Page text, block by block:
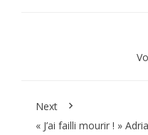
Next
« J’ai failli mourir ! »